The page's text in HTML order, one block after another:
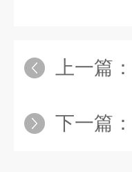
上一篇：
下一篇：